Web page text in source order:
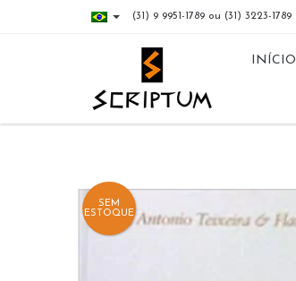
(31) 9 9951-1789 ou (31) 3223-1789
INÍCIO
SEM
ESTOQUE